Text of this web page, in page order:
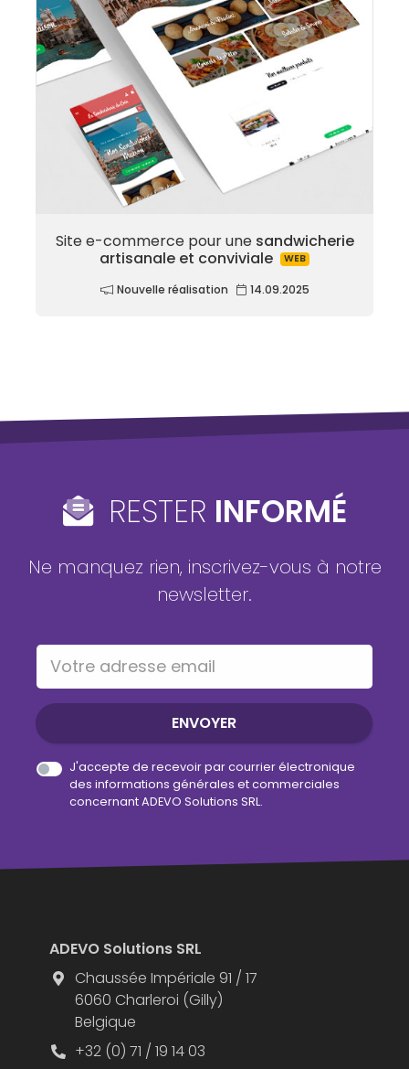
Site e-commerce pour une sandwicherie
artisanale et conviviale
WEB
Nouvelle réalisation 14.09.2025
RESTER INFORMÉ
Ne manquez rien, inscrivez-vous à notre
newsletter.
Votre adresse email
ENVOYER
J'accepte de recevoir par courrier électronique
des informations générales et commerciales
concernant ADEVO Solutions SRL.
ADEVO Solutions SRL
Chaussée Impériale 91 / 17
6060 Charleroi (Gilly)
Belgique
+32 (0) 71 / 19 14 03